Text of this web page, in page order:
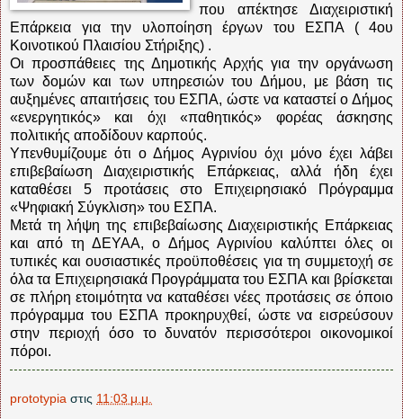
που απέκτησε Διαχειριστική
Επάρκεια για την υλοποίηση έργων του ΕΣΠΑ ( 4ου
Κοινοτικού Πλαισίου Στήριξης) .
Οι προσπάθειες της Δημοτικής Αρχής για την οργάνωση
των δομών και των υπηρεσιών του Δήμου, με βάση τις
αυξημένες απαιτήσεις του ΕΣΠΑ, ώστε να καταστεί ο Δήμος
«ενεργητικός» και όχι «παθητικός» φορέας άσκησης
πολιτικής αποδίδουν καρπούς.
Υπενθυμίζουμε ότι ο Δήμος Αγρινίου όχι μόνο έχει λάβει
επιβεβαίωση Διαχειριστικής Επάρκειας, αλλά ήδη έχει
καταθέσει 5 προτάσεις στο Επιχειρησιακό Πρόγραμμα
«Ψηφιακή Σύγκλιση» του ΕΣΠΑ.
Μετά τη λήψη της επιβεβαίωσης Διαχειριστικής Επάρκειας
και από τη ΔΕΥΑΑ, ο Δήμος Αγρινίου καλύπτει όλες οι
τυπικές και ουσιαστικές προϋποθέσεις για τη συμμετοχή σε
όλα τα Επιχειρησιακά Προγράμματα του ΕΣΠΑ και βρίσκεται
σε πλήρη ετοιμότητα να καταθέσει νέες προτάσεις σε όποιο
πρόγραμμα του ΕΣΠΑ προκηρυχθεί, ώστε να εισρεύσουν
στην περιοχή όσο το δυνατόν περισσότεροι οικονομικοί
πόροι.
prototypia στις 11:03 μ.μ.